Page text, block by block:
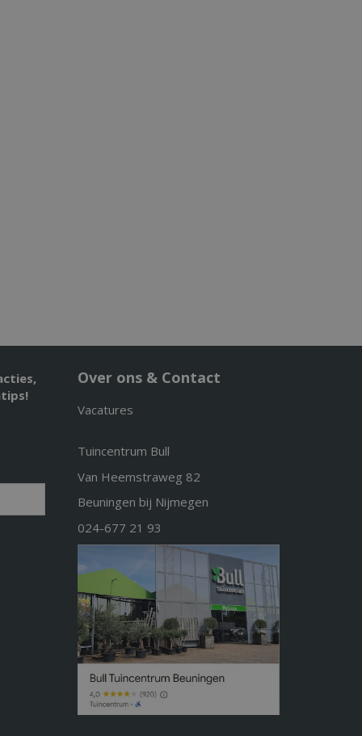
Over ons & Contact
Vacatures
Tuincentrum Bull
Van Heemstraweg 82
Beuningen bij Nijmegen
024-677 21 93